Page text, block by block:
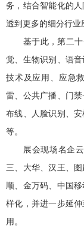
务，结合智能化的
透到更多的细分行业
基于此，第二十
觉、生物识别、语
技术及应用、应急
雷、公共广播、门
布线、人脸识别、
等。
展会现场名企云
三、大华、汉王、
顺、金万码、中国
样化，并进一步延
用。